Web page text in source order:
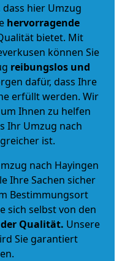
hier Umzug
hervorragende
bietet. Mit
können Sie
reibungslos und
dafür, dass Ihre
erfüllt werden. Wir
Ihnen zu helfen
Ihr Umzug nach
ist.
nach Hayingen
Ihre Sachen sicher
Bestimmungsort
sich selbst von den
Qualität. Unsere
Sie garantiert